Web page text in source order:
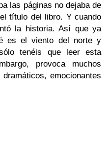
las páginas no dejaba de
título del libro. Y cuando
la historia. Así que ya
es el viento del norte y
tenéis que leer esta
provoca muchos
emocionantes